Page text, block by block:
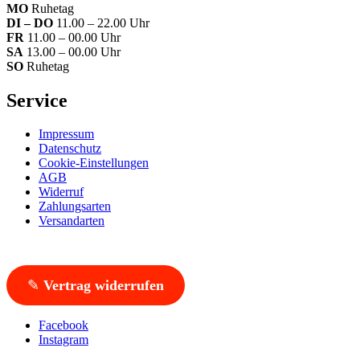
MO Ruhetag
DI – DO 11.00 – 22.00 Uhr
FR 11.00 – 00.00 Uhr
SA 13.00 – 00.00 Uhr
SO Ruhetag
Service
Impressum
Datenschutz
Cookie-Einstellungen
AGB
Widerruf
Zahlungsarten
Versandarten
✎ Vertrag widerrufen
Facebook
Instagram